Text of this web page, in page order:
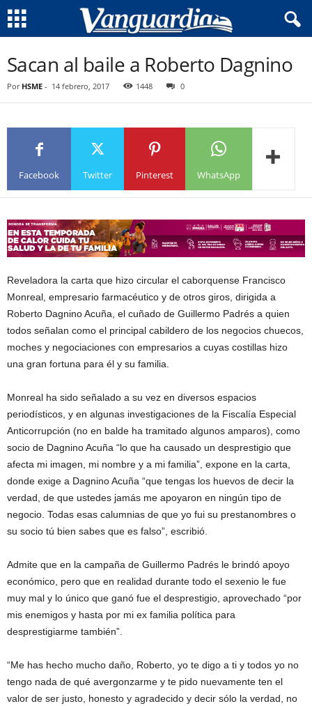
Sacan al baile a Roberto Dagnino
Por HSME - 14 febrero, 2017 1448 0
Facebook Twitter Pinterest WhatsApp
Reveladora la carta que hizo circular el caborquense Francisco
Monreal, empresario farmacéutico y de otros giros, dirigida a
Roberto Dagnino Acuña, el cuñado de Guillermo Padrés a quien
todos señalan como el principal cabildero de los negocios chuecos,
moches y negociaciones con empresarios a cuyas costillas hizo
una gran fortuna para él y su familia.
Monreal ha sido señalado a su vez en diversos espacios
periodísticos, y en algunas investigaciones de la Fiscalía Especial
Anticorrupción (no en balde ha tramitado algunos amparos), como
socio de Dagnino Acuña “lo que ha causado un desprestigio que
afecta mi imagen, mi nombre y a mi familia”, expone en la carta,
donde exige a Dagnino Acuña “que tengas los huevos de decir la
verdad, de que ustedes jamás me apoyaron en ningún tipo de
negocio. Todas esas calumnias de que yo fui su prestanombres o
su socio tú bien sabes que es falso”, escribió.
Admite que en la campaña de Guillermo Padrés le brindó apoyo
económico, pero que en realidad durante todo el sexenio le fue
muy mal y lo único que ganó fue el desprestigio, aprovechado “por
mis enemigos y hasta por mi ex familia política para
desprestigiarme también”.
“Me has hecho mucho daño, Roberto, yo te digo a ti y todos yo no
tengo nada de qué avergonzarme y te pido nuevamente ten el
valor de ser justo, honesto y agradecido y decir sólo la verdad, no